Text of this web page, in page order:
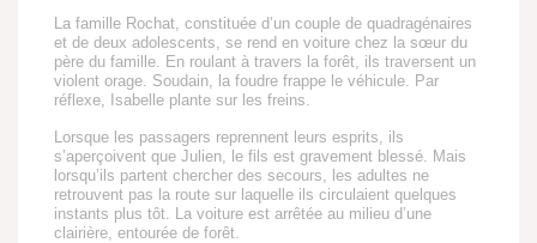
La famille Rochat, constituée d’un couple de quadragénaires
et de deux adolescents, se rend en voiture chez la sœur du
père du famille. En roulant à travers la forêt, ils traversent un
violent orage. Soudain, la foudre frappe le véhicule. Par
réflexe, Isabelle plante sur les freins.
Lorsque les passagers reprennent leurs esprits, ils
s’aperçoivent que Julien, le fils est gravement blessé. Mais
lorsqu’ils partent chercher des secours, les adultes ne
retrouvent pas la route sur laquelle ils circulaient quelques
instants plus tôt. La voiture est arrêtée au milieu d’une
clairière, entourée de forêt.